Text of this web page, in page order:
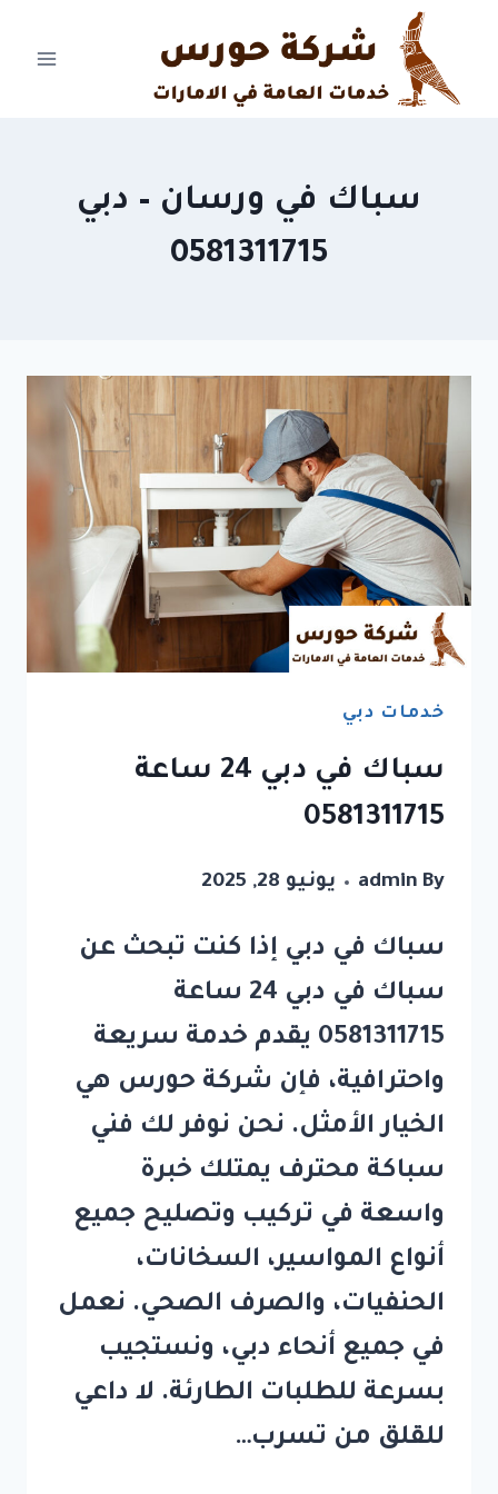
content
سباك في ورسان – دبي
0581311715
خدمات دبي
سباك في دبي 24 ساعة
0581311715
By
admin يونيو 28, 2025
سباك في دبي إذا كنت تبحث عن
سباك في دبي 24 ساعة
0581311715 يقدم خدمة سريعة
واحترافية، فإن شركة حورس هي
الخيار الأمثل. نحن نوفر لك فني
سباكة محترف يمتلك خبرة
واسعة في تركيب وتصليح جميع
أنواع المواسير، السخانات،
الحنفيات، والصرف الصحي. نعمل
في جميع أنحاء دبي، ونستجيب
بسرعة للطلبات الطارئة. لا داعي
للقلق من تسرب…